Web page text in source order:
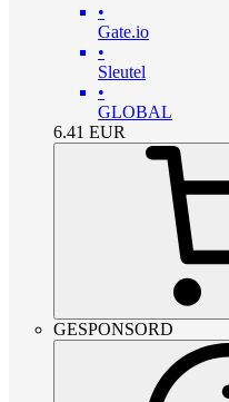
•
Gate.io
•
Sleutel
•
GLOBAL
6.41 EUR
GESPONSORD